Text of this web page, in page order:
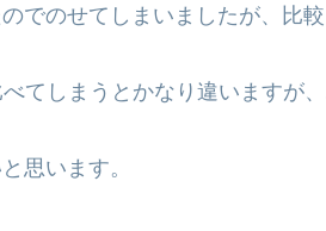
でのせてしまいましたが、比較
てしまうとかなり違いますが
思います。